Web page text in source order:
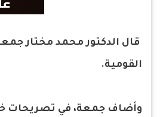
قال الدكتور محمد مختار
القومية.
وأضاف جمعة، في تصريحات